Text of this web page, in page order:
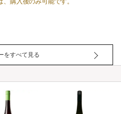
購入後のみ可能です。
をすべて見る